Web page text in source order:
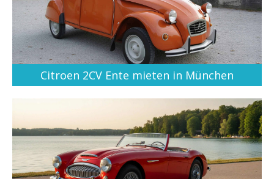
Citroen 2CV Ente mieten in München